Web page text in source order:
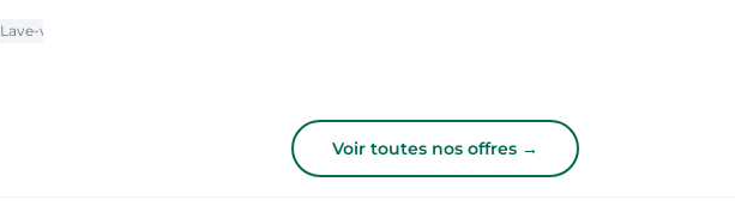
Lave-vaisselle
Voir toutes nos offres →